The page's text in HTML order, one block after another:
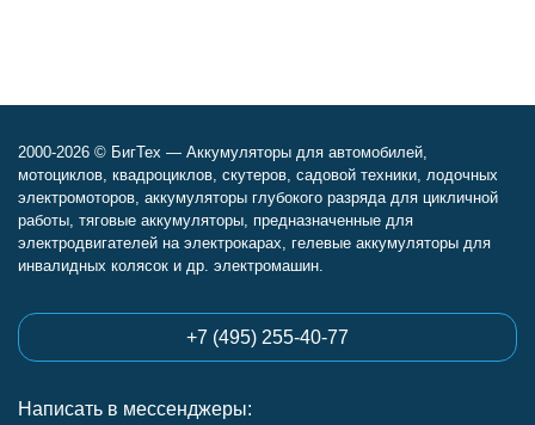
2000-2026 © БигТех — Аккумуляторы для автомобилей,
мотоциклов, квадроциклов, скутеров, садовой техники, лодочных
электромоторов, аккумуляторы глубокого разряда для цикличной
работы, тяговые аккумуляторы, предназначенные для
электродвигателей на электрокарах, гелевые аккумуляторы для
инвалидных колясок и др. электромашин.
+7 (495) 255-40-77
Написать в мессенджеры: